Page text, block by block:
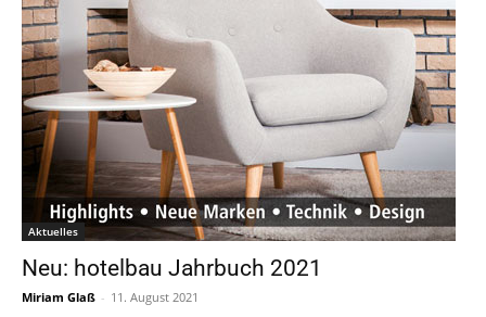
Aktuelles
Neu: hotelbau Jahrbuch 2021
Miriam Glaß - 11. August 2021